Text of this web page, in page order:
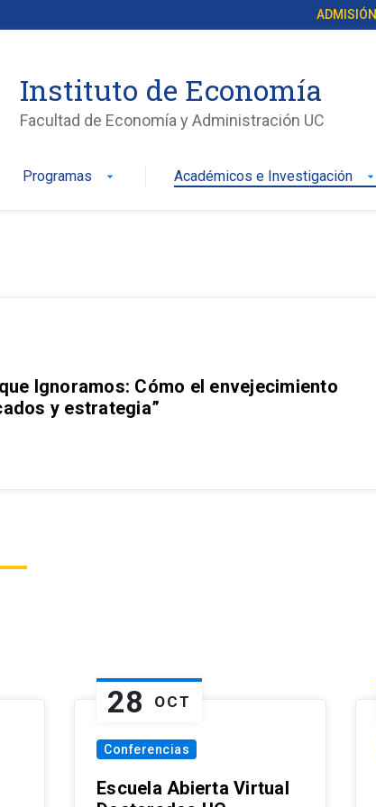
ADMISIÓN
Instituto de Economía
Facultad de Economía y Administración UC
Programas arrow_drop_down Académicos e Investigación arrow_drop_down
Ignoramos: Cómo el envejecimiento
y estrategia”
28 OCT
Conferencias
Escuela Abierta Virtual